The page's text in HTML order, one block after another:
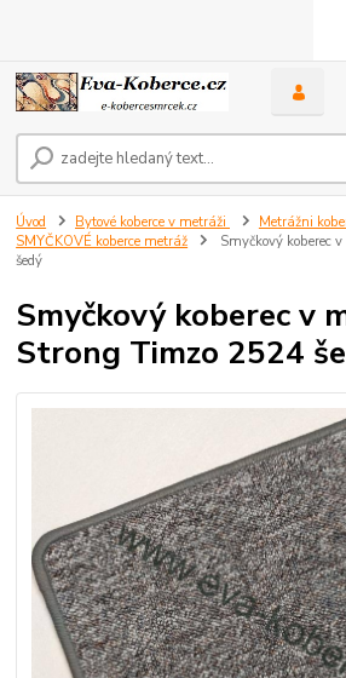
Úvod Bytové koberce v metráži
Metrážni
SMYČKOVÉ koberce metráž
Smyčkový koberec
šedý
Smyčkový koberec v
Strong Timzo 2524